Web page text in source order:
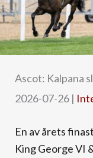
Ascot: Kalpana
2026-07-26 |
En av årets
King George VI